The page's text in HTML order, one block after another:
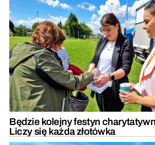
Będzie kolejny festyn
Liczy się każda złotówka